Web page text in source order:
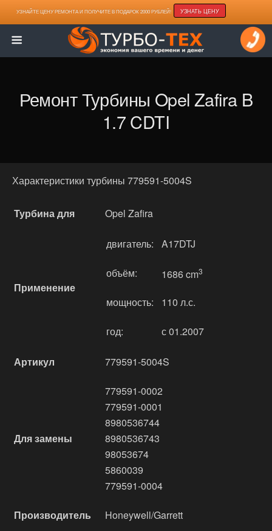
УЗНАЙТЕ ЦЕНУ РЕМОНТА И ПОЛУЧИТЕ В ПОДАРОК 2000 РУБЛЕЙ! УЗНАТЬ ЦЕНУ
Ремонт Турбины Opel Zafira B
1.7 CDTI
Характеристики турбины 779591-5004S
Турбина для Opel Zafira
Применение
двигатель: A17DTJ
объём: 1686 cm3
мощность: 110 л.с.
год: с 01.2007
Артикул 779591-5004S
Для замены
779591-0002
779591-0001
8980536744
8980536743
98053674
5860039
779591-0004
Производитель Honeywell/Garrett